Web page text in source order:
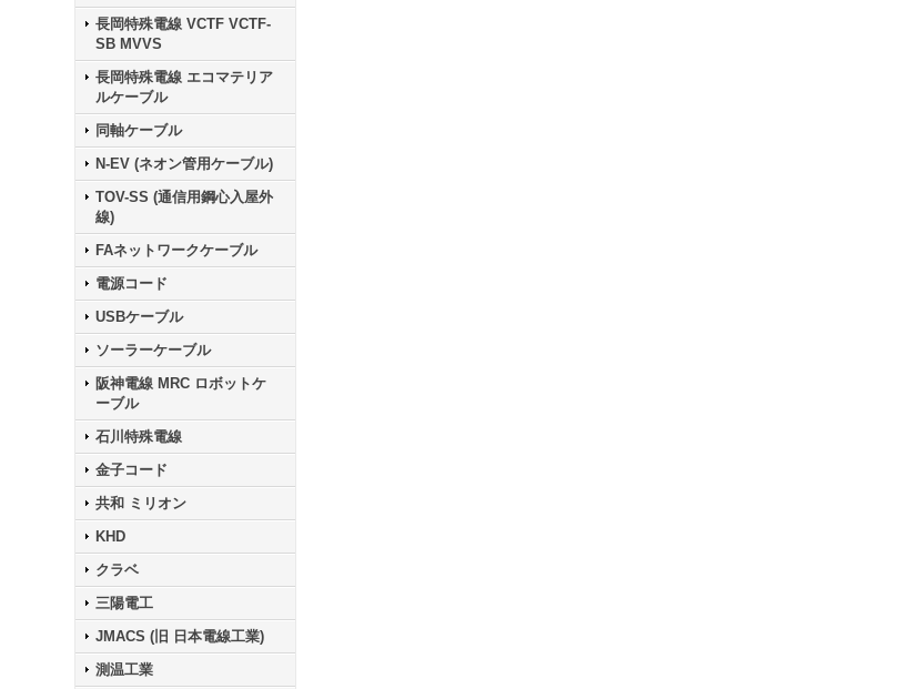
長岡特殊電線 VCTF VCTF-
SB MVVS
長岡特殊電線 エコマテリア
ルケーブル
同軸ケーブル
N-EV (ネオン管用ケーブル)
TOV-SS (通信用鋼心入屋外
線)
FAネットワークケーブル
電源コード
USBケーブル
ソーラーケーブル
阪神電線 MRC ロボットケ
ーブル
石川特殊電線
金子コード
共和 ミリオン
KHD
クラベ
三陽電工
JMACS (旧 日本電線工業)
測温工業